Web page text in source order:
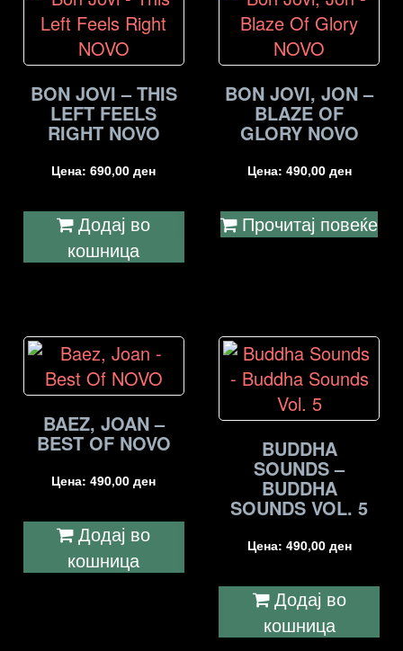
BON JOVI – THIS
LEFT FEELS
RIGHT NOVO
Цена:690,00ден
Додај во
кошница
BON JOVI, JON –
BLAZE OF
GLORY NOVO
Цена: 490,00 ден
Прочитај повеќе
BAEZ, JOAN –
BEST OF NOVO
Цена:490,00ден
Додај во
кошница
BUDDHA
SOUNDS –
BUDDHA
SOUNDS VOL. 5
Цена: 490,00 ден
Додај во
кошница